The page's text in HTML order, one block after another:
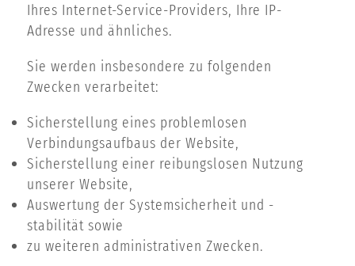
Ihres Internet-Service-Providers, Ihre IP-
Adresse und ähnliches.
Sie werden insbesondere zu folgenden
Zwecken verarbeitet:
Sicherstellung eines problemlosen
Verbindungsaufbaus der Website,
Sicherstellung einer reibungslosen Nutzung
unserer Website,
Auswertung der Systemsicherheit und -
stabilität sowie
zu weiteren administrativen Zwecken.